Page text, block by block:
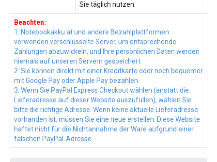
Sie täglich nutzen.
Beachten:
1. Notebookakku.at und andere Bezahlplattformen
verwenden verschlüsselte Server, um entsprechende
Zahlungen abzuwickeln, und Ihre persönlichen Daten werden
niemals auf unseren Servern gespeichert.
2. Sie können direkt mit einer Kreditkarte oder noch bequemer
mit Google Pay oder Apple Pay bezahlen.
3. Wenn Sie PayPal Express Checkout wählen (anstatt die
Lieferadresse auf dieser Website auszufüllen), wählen Sie
bitte die richtige Adresse. Wenn keine aktuelle Lieferadresse
vorhanden ist, müssen Sie eine neue erstellen. Diese Website
haftet nicht für die Nichtannahme der Ware aufgrund einer
falschen PayPal-Adresse.